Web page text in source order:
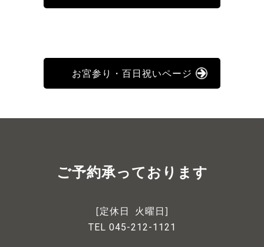
お宮参り・百日祝いページ
ご予約承っております
[定休日 火曜日]
TEL 045-212-1121